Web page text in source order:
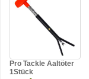
Pro Tackle Aaltöter
1Stück